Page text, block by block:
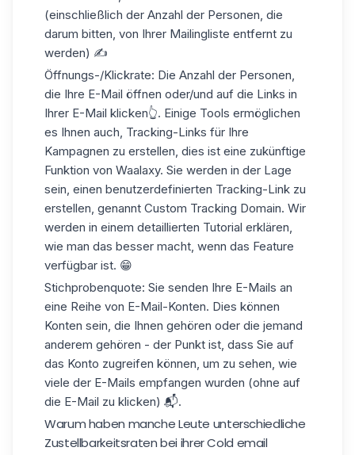
(einschließlich der Anzahl der Personen, die
darum bitten, von Ihrer Mailingliste entfernt zu
werden) ✍️
Öffnungs-/Klickrate: Die Anzahl der Personen,
die Ihre E-Mail öffnen oder/und auf die Links in
Ihrer E-Mail klicken👆. Einige Tools ermöglichen
es Ihnen auch, Tracking-Links für Ihre
Kampagnen zu erstellen, dies ist eine zukünftige
Funktion von Waalaxy. Sie werden in der Lage
sein, einen benutzerdefinierten Tracking-Link zu
erstellen, genannt Custom Tracking Domain. Wir
werden in einem detaillierten Tutorial erklären,
wie man das besser macht, wenn das Feature
verfügbar ist. 😁
Stichprobenquote: Sie senden Ihre E-Mails an
eine Reihe von E-Mail-Konten. Dies können
Konten sein, die Ihnen gehören oder die jemand
anderem gehören - der Punkt ist, dass Sie auf
das Konto zugreifen können, um zu sehen, wie
viele der E-Mails empfangen wurden (ohne auf
die E-Mail zu klicken) 📬.
Warum haben manche Leute unterschiedliche
Zustellbarkeitsraten bei ihrer Cold email